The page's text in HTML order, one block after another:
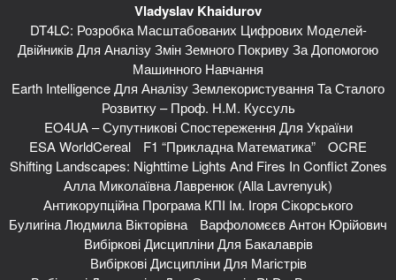
Vladyslav Khaidurov
DT4LC: Розробка Масштабованих Цифрових Моделей-
Двійників Для Аналізу Змін Земного Покриву За Допомогою
Машинного Навчання
Earth Intelligence Для Аналізу Землекористування Та Сталого
Розвитку – Проф. Н.М. Куссуль
EO4UA – Супутникові Спостереження Для України
ESA WorldCereal
F1 “Прикладна Математика”
OCRE
Shifting Landscapes: Nighttime Lights And Fires In Conflict Zones
Алла Миколаївна Лавренюк (Alla Lavrenyuk)
Антикорупційна Програма КПІ Ім. Ігоря Сікорського
Булигіна Людмила Вікторівна
Варфоломєєв Антон Юрійович
Вибіркові Дисципліни Для Бакалаврів
Вибіркові Дисципліни Для Магістрів